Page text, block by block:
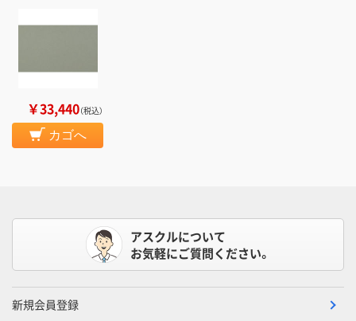
￥33,440（税込）
カゴへ
アスクルについて
お気軽にご質問ください。
新規会員登録